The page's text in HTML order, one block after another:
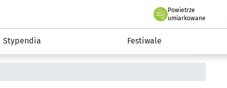
Powietrze
we Wrocławiu
umiarkowane
Stypendia Festiwale